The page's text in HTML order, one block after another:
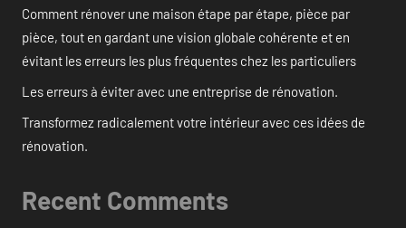
Comment rénover une maison étape par étape, pièce par
pièce, tout en gardant une vision globale cohérente et en
évitant les erreurs les plus fréquentes chez les particuliers
Les erreurs à éviter avec une entreprise de rénovation.
Transformez radicalement votre intérieur avec ces idées de
rénovation.
Recent Comments